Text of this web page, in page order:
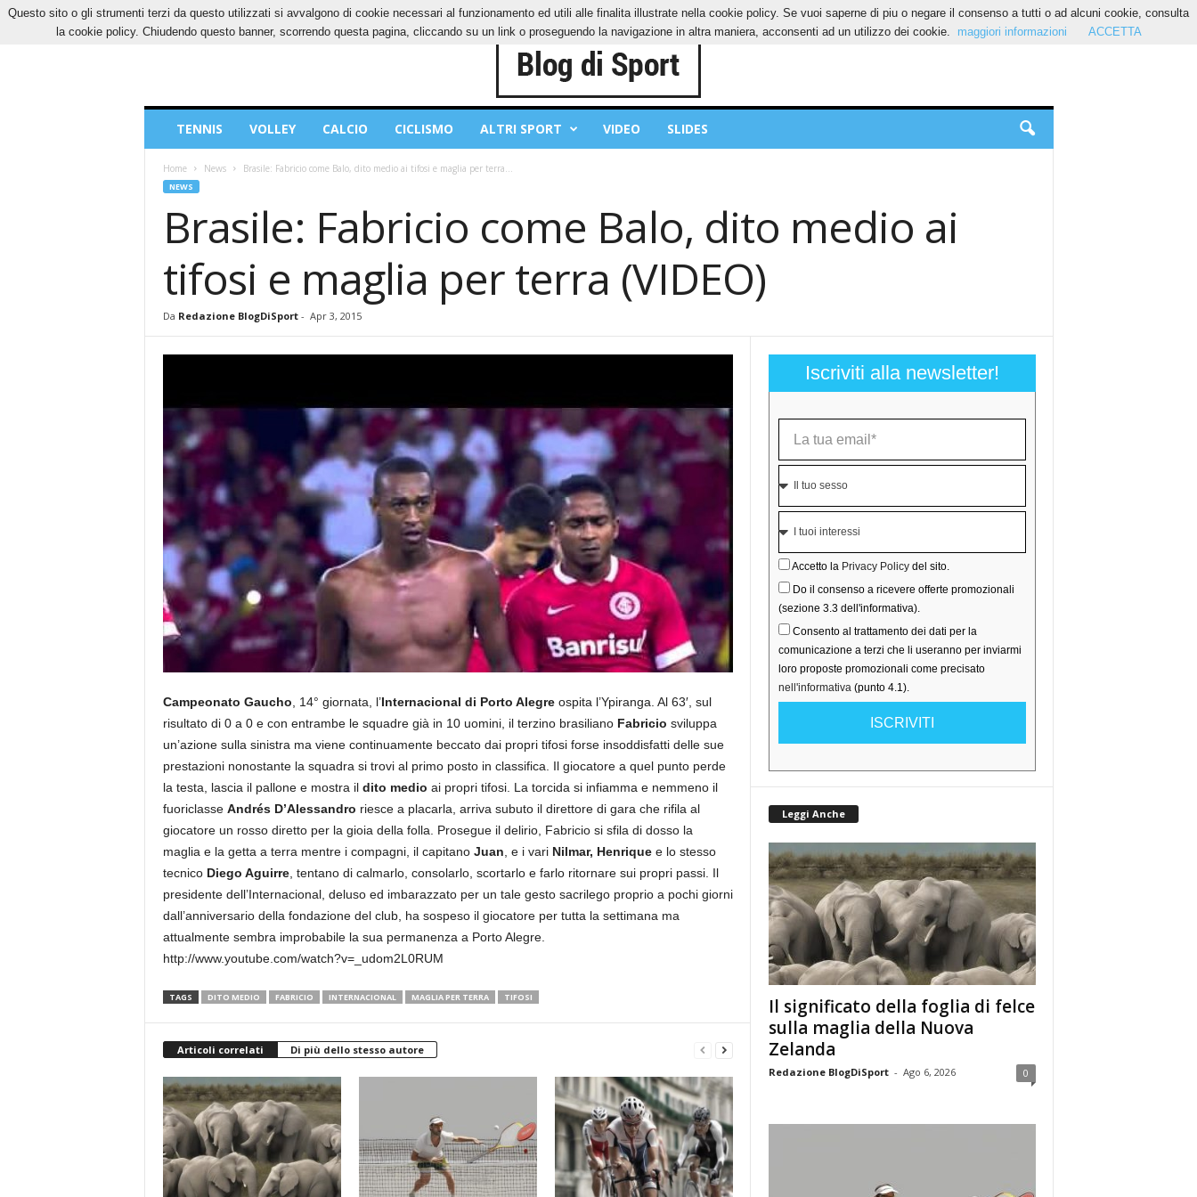
GIOVEDÌ, 6 AGOSTO 2026 CONTATTI COOKIES PRIVACY POLICY
Sport
TENNIS VOLLEY CALCIO CICLISMO ALTRI SPORT VIDEO SLIDES
Home News Brasile: Fabricio come Balo, dito medio ai tifosi e maglia per terra...
NEWS
Brasile: Fabricio come Balo, dito medio ai
tifosi e maglia per terra (VIDEO)
Da Redazione BlogDiSport- Apr 3, 2015
Campeonato Gaucho , 14° giornata, l’Internacional di Porto Alegreospita l’Ypiranga. Al 63′, sul
risultato di 0 a 0 e con entrambe le squadre già in 10 uomini, il terzino brasiliano Fabricio sviluppa
un’azione sulla sinistra ma viene continuamente beccato dai propri tifosi forse insoddisfatti delle sue
prestazioni nonostante la squadra si trovi al primo posto in classifica. Il giocatore a quel punto perde
la testa, lascia il pallone e mostra il dito medio ai propri tifosi. La torcida si infiamma e nemmeno il
fuoriclasse Andrés D’Alessandro riesce a placarla, arriva subuto il direttore di gara che rifila al
giocatore un rosso diretto per la gioia della folla. Prosegue il delirio, Fabricio si sfila di dosso la
maglia e la getta a terra mentre i compagni, il capitano Juan , e i vari Nilmar, Henriquee lo stesso
tecnico Diego Aguirre, tentano di calmarlo, consolarlo, scortarlo e farlo ritornare sui propri passi. Il
presidente dell’Internacional, deluso ed imbarazzato per un tale gesto sacrilego proprio a pochi giorni
dall’anniversario della fondazione del club, ha sospeso il giocatore per tutta la settimana ma
attualmente sembra improbabile la sua permanenza a Porto Alegre.
http://www.youtube.com/watch?v=_udom2L0RUM
TAGS DITO MEDIO FABRICIO INTERNACIONAL MAGLIA PER TERRA TIFOSI
Articoli correlati Di più dello stesso autore
Iscriviti alla newsletter!
Accetto la Privacy Policydel sito.
Do il consenso a ricevere offerte promozionali
(sezione 3.3 dell'informativa).
Consento al trattamento dei dati per la
comunicazione a terzi che li useranno per inviarmi
loro proposte promozionali come precisato
nell'informativa(punto 4.1).
ISCRIVITI
Leggi Anche
Il significato della foglia di felce
sulla maglia della Nuova
Zelanda
Redazione BlogDiSport - Ago 6, 2026 0
Questo sito o gli strumenti terzi da questo utilizzati si avvalgono di cookie necessari al funzionamento ed utili alle finalita illustrate nella cookie policy. Se vuoi saperne di piu o negare il consenso a tutti o ad alcuni cookie, consulta
la cookie policy. Chiudendo questo banner, scorrendo questa pagina, cliccando su un link o proseguendo la navigazione in altra maniera, acconsenti ad un utilizzo dei cookie.
maggiori informazioni ACCETTA